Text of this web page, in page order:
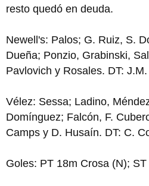
resto quedó en deuda.
Newell's: Palos; G. Ruiz, S.
Dueña; Ponzio, Grabinski,
Pavlovich y Rosales. DT:
Vélez: Sessa; Ladino,
Domínguez; Falcón, F.
Camps y D. Husaín. DT: C.
Goles: PT 18m Crosa (N);